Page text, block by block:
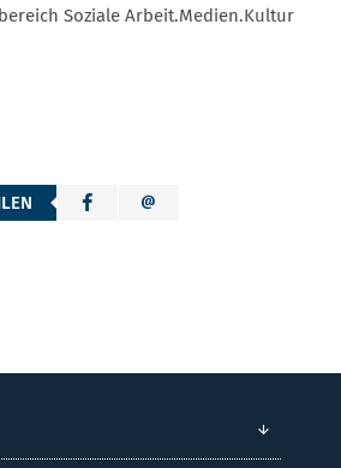
Soziale Arbeit.Medien.Kultur